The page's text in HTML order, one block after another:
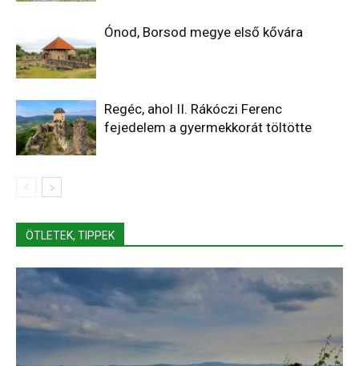
Ónod, Borsod megye első kővára
Regéc, ahol II. Rákóczi Ferenc
fejedelem a gyermekkorát töltötte
ÖTLETEK, TIPPEK